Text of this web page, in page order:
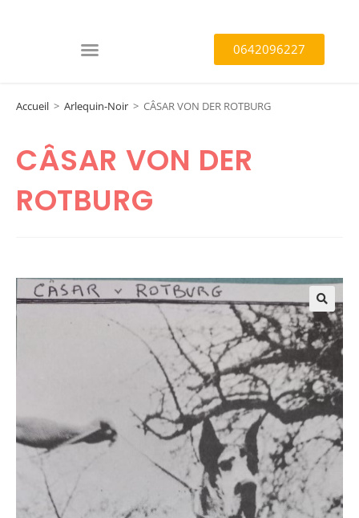
0642096227
Accueil > Arlequin-Noir > CÂSAR VON DER ROTBURG
CÂSAR VON DER
ROTBURG
🔍